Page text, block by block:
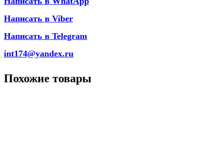
Написать в Viber
Написать в Telegram
int174@yandex.ru
Похожие товары